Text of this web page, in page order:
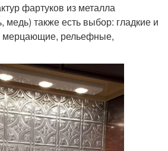
фартуков из металла
также есть выбор: гладкие и
мерцающие, рельефные,